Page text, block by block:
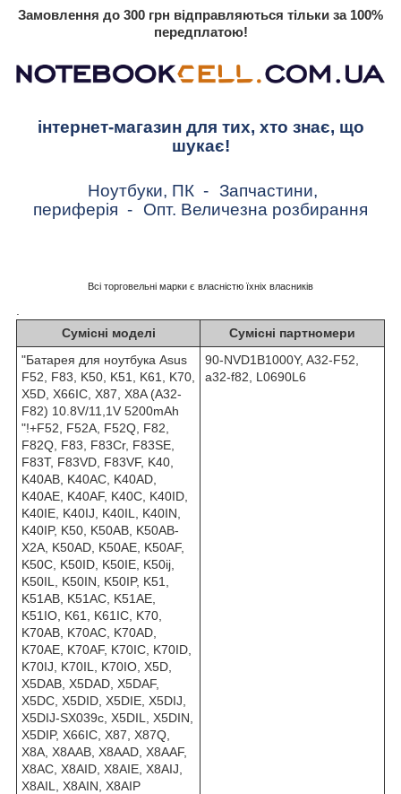
Замовлення до 300 грн відправляються тільки за 100%
передплатою!
інтернет-магазин для тих, хто знає, що
шукає!
Ноутбуки, ПК - Запчастини,
периферія - Опт. Величезна розбирання
Всі торговельні марки є власністю їхніх власників
Сумісні моделі
Сумісні партномери
"Батарея для ноутбука Asus
F52, F83, K50, K51, K61, K70,
X5D, X66IC, X87, X8A (A32-
F82) 10.8V/11,1V 5200mAh
"!+F52, F52A, F52Q, F82,
F82Q, F83, F83Cr, F83SE,
F83T, F83VD, F83VF, K40,
K40AB, K40AC, K40AD,
K40AE, K40AF, K40C, K40ID,
K40IE, K40IJ, K40IL, K40IN,
K40IP, K50, K50AB, K50AB-
X2A, K50AD, K50AE, K50AF,
K50C, K50ID, K50IE, K50ij,
K50IL, K50IN, K50IP, K51,
K51AB, K51AC, K51AE,
K51IO, K61, K61IC, K70,
K70AB, K70AC, K70AD,
K70AE, K70AF, K70IC, K70ID,
K70IJ, K70IL, K70IO, X5D,
X5DAB, X5DAD, X5DAF,
X5DC, X5DID, X5DIE, X5DIJ,
X5DIJ-SX039c, X5DIL, X5DIN,
X5DIP, X66IC, X87, X87Q,
X8A, X8AAB, X8AAD, X8AAF,
X8AC, X8AID, X8AIE, X8AIJ,
X8AIL, X8AIN, X8AIP
90-NVD1B1000Y, A32-F52,
a32-f82, L0690L6